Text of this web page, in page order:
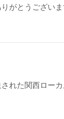
がとうござい
れた関西ロー